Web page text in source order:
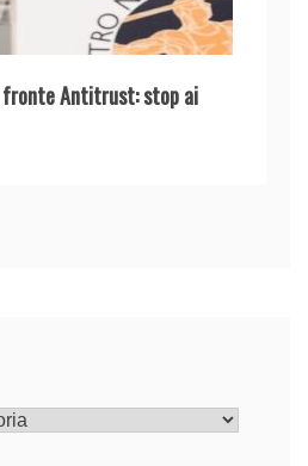
fronte Antitrust: stop ai